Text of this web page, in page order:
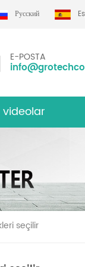
Русский
E-POSTA
videolar
seçilir